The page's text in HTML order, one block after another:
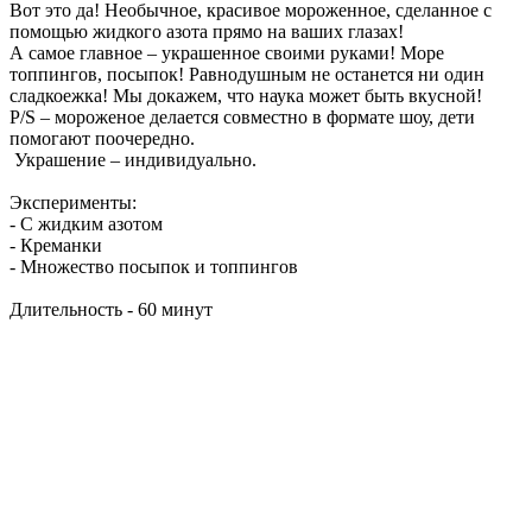
Вот это да! Необычное, красивое мороженное, сделанное с
помощью жидкого азота прямо на ваших глазах!
А самое главное – украшенное своими руками! Море
топпингов, посыпок! Равнодушным не останется ни один
сладкоежка! Мы докажем, что наука может быть вкусной!
P/S – мороженое делается совместно в формате шоу, дети
помогают поочередно.
Украшение – индивидуально.
Эксперименты:
- С жидким азотом
- Креманки
- Множество посыпок и топпингов
Длительность - 60 минут